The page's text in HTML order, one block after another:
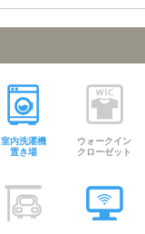
室内洗濯機
置き場
ウォークイン
クローゼット